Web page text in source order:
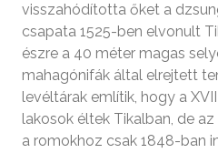
visszahódította őket a
csapata 1525-ben elvonult
észre a 40 méter magas
mahagónifák által elrejtett
levéltárak említik, hogy a
lakosok éltek Tikalban, de
a romokhoz csak 1848-ban